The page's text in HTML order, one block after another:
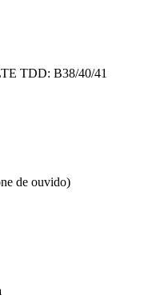
TDD: B38/40/41
de ouvido)